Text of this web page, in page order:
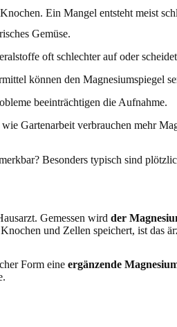
Ein Mangel entsteht meist
Gemüse.
oft schlechter auf oder
können den Magnesiumspiegel
beeinträchtigen die Aufnahme.
Gartenarbeit verbrauchen mehr
Gemessen wird der
und Zellen speichert, ist das
Form eine ergänzende